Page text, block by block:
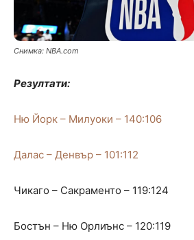
Снимка: NBA.com
Резултати:
Ню Йорк – Милуоки – 140:106
Далас – Денвър – 101:112
Чикаго – Сакраменто – 119:124
Бостън – Ню Орлиънс – 120:119